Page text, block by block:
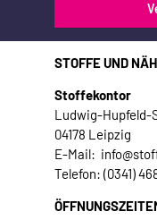
STOFFE UND
Stoffekontor
Ludwig-Hupfeld-
04178 Leipzig
E-Mail:
Telefon: (0341)